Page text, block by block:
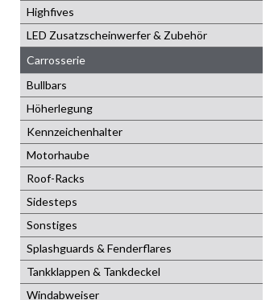
Highfives
LED Zusatzscheinwerfer & Zubehör
Carrosserie
Bullbars
Höherlegung
Kennzeichenhalter
Motorhaube
Roof-Racks
Sidesteps
Sonstiges
Splashguards & Fenderflares
Tankklappen & Tankdeckel
Windabweiser